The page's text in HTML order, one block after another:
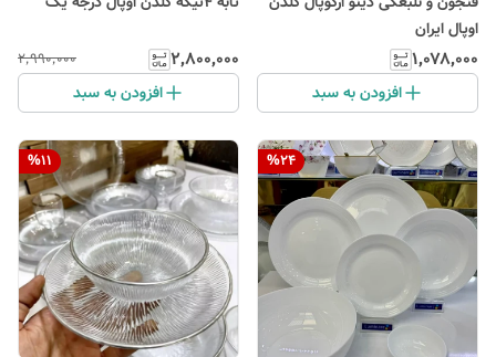
اوپال ایران
۱٬۰۷۸٬۰۰۰
افزودن به سبد
۲٬۸۰۰٬۰۰۰ ۲٬۹۹۰٬۰۰۰
افزودن به سبد
%24
%11